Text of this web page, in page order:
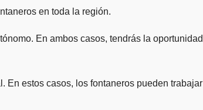
en toda la región.
En ambos casos, tendrás la oportunidad
En estos casos, los fontaneros pueden trabajar